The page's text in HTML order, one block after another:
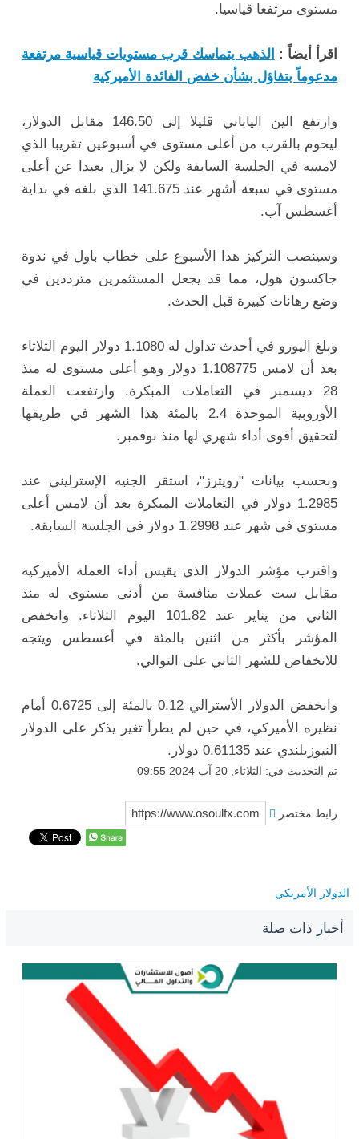
مستوى مرتفعا قياسيا.
اقرأ أيضاً : الذهب يتماسك قرب مستويات قياسية مرتفعة
مدعوماً بتفاؤل بشأن خفض الفائدة الأميركية
وارتفع الين الياباني قليلا إلى 146.50 مقابل الدولار،
ليحوم بالقرب من أعلى مستوى في أسبوعين تقريبا الذي
لامسه في الجلسة السابقة ولكن لا يزال بعيدا عن أعلى
مستوى في سبعة أشهر عند 141.675 الذي بلغه في بداية
أغسطس آب.
وسينصب التركيز هذا الأسبوع على خطاب باول في ندوة
جاكسون هول، مما قد يجعل المستثمرين مترددين في
وضع رهانات كبيرة قبل الحدث.
وبلغ اليورو في أحدث تداول له 1.1080 دولار اليوم الثلاثاء
بعد أن لامس 1.108775 دولار وهو أعلى مستوى له منذ
28 ديسمبر في التعاملات المبكرة. وارتفعت العملة
الأوروبية الموحدة 2.4 بالمئة هذا الشهر في طريقها
لتحقيق أقوى أداء شهري لها منذ نوفمبر.
وبحسب بيانات "رويترز"، استقر الجنيه الإسترليني عند
1.2985 دولار في التعاملات المبكرة بعد أن لامس أعلى
مستوى في شهر عند 1.2998 دولار في الجلسة السابقة.
واقترب مؤشر الدولار الذي يقيس أداء العملة الأميركية
مقابل ست عملات منافسة من أدنى مستوى له منذ
الثاني من يناير عند 101.82 اليوم الثلاثاء. وانخفض
المؤشر بأكثر من اثنين بالمئة في أغسطس ويتجه
للانخفاض للشهر الثاني على التوالي.
وانخفض الدولار الأسترالي 0.12 بالمئة إلى 0.6725 أمام
نظيره الأميركي، في حين لم يطرأ تغير يذكر على الدولار
النيوزيلندي عند 0.61135 دولار.
تم التحديث في: الثلاثاء, 20 آب 2024 09:55
رابط مختصر
الدولار الأمريكي
أخبار ذات صلة